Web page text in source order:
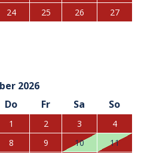
24 25 26
27
2026
Do Fr Sa So
1 2 3
4
8 9 10
11